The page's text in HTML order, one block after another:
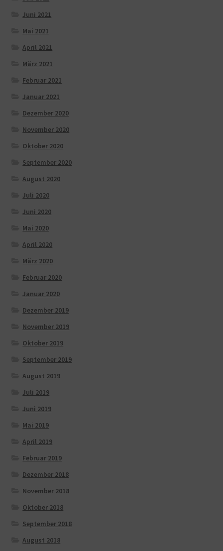
Juni 2021
Mai 2021
April 2021
März 2021
Februar 2021
Januar 2021
Dezember 2020
November 2020
Oktober 2020
September 2020
August 2020
Juli 2020
Juni 2020
Mai 2020
April 2020
März 2020
Februar 2020
Januar 2020
Dezember 2019
November 2019
Oktober 2019
September 2019
August 2019
Juli 2019
Juni 2019
Mai 2019
April 2019
Februar 2019
Dezember 2018
November 2018
Oktober 2018
September 2018
August 2018